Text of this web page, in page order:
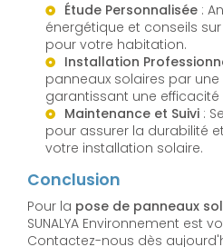
Étude Personnalisée :
énergétique et conseils
pour votre habitation.
Installation
panneaux solaires par
garantissant une efficacité
Maintenance et Suivi :
pour assurer la durabilité
votre installation solaire.
Conclusion
Pour la pose de panneaux
SUNALYA Environnement est
Contactez-nous dès